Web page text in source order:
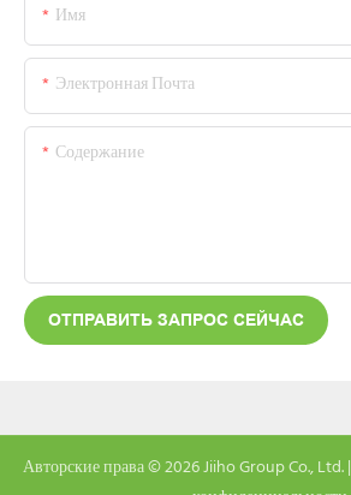
Имя
Электронная Почта
Содержание
ОТПРАВИТЬ ЗАПРОС СЕЙЧАС
Авторские права © 2026 Jiiho Group Co., Ltd. |